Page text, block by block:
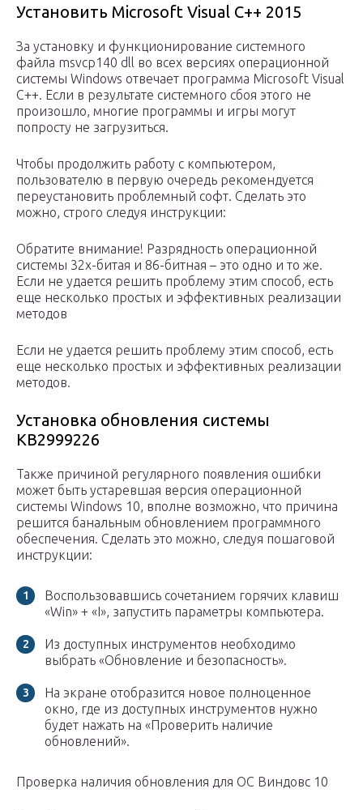
Установить Microsoft Visual C++ 2015
За установку и функционирование системного
файла msvcp140 dll во всех версиях операционной
системы Windows отвечает программа Microsoft Visual
C++. Если в результате системного сбоя этого не
произошло, многие программы и игры могут
попросту не загрузиться.
Чтобы продолжить работу с компьютером,
пользователю в первую очередь рекомендуется
переустановить проблемный софт. Сделать это
можно, строго следуя инструкции:
Обратите внимание! Разрядность операционной
системы 32х-битая и 86-битная – это одно и то же.
Если не удается решить проблему этим способ, есть
еще несколько простых и эффективных реализации
методов
Если не удается решить проблему этим способ, есть
еще несколько простых и эффективных реализации
методов.
Установка обновления системы
KB2999226
Также причиной регулярного появления ошибки
может быть устаревшая версия операционной
системы Windows 10, вполне возможно, что причина
решится банальным обновлением программного
обеспечения. Сделать это можно, следуя пошаговой
инструкции:
Воспользовавшись сочетанием горячих клавиш
«Win» + «I», запустить параметры компьютера.
Из доступных инструментов необходимо
выбрать «Обновление и безопасность».
На экране отобразится новое полноценное
окно, где из доступных инструментов нужно
будет нажать на «Проверить наличие
обновлений».
Проверка наличия обновления для ОС Виндовс 10